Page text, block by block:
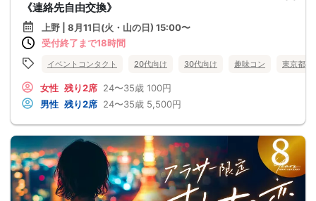
《連絡先自由交換》
上野 | 8月11日(火・山の日) 15:00〜
受付終了まで18時間
イベントコンタクト 20代向け 30代向け 趣味コン 東京都
女性 残り2席 24〜35歳 100円
男性 残り2席 24〜35歳 5,500円